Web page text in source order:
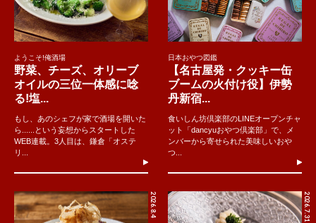
ようこそ!俺酒場
野菜、チーズ、オリーブ
オイルの三位一体感に唸
る!塩...
もし、あのシェフが家で酒場を開いた
ら......という妄想からスタートした
WEB連載。3人目は、鎌倉「オステ
リ...
日本おやつ図鑑
【名古屋発・クッキー缶
ブームの火付け役】伊勢
丹新宿...
食いしん坊倶楽部のLINEオープンチャ
ット「dancyuおやつ倶楽部」で、メ
ンバーから寄せられた美味しいおや
つ...
2026.8.4 2026.7.31